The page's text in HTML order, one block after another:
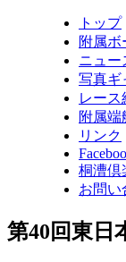
トップ
附属ボ
ニュー
写真ギ
レース
附属端
リンク
桐漕倶
お問い
第40回東日